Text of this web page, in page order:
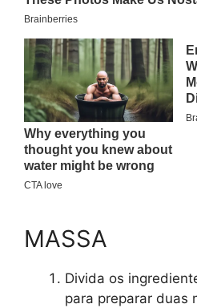
MASSA
Divida os
para preparar duas